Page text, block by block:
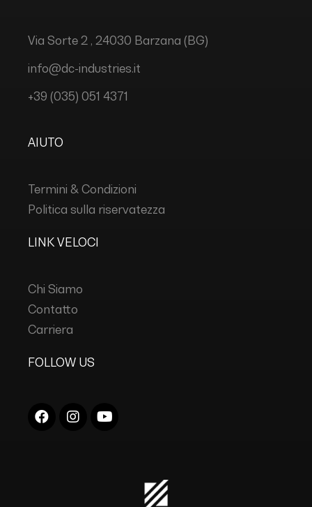
Via Sorte 2 , 24030 Barzana (BG)
info@dc-industries.it
+39 (035) 051 4371
AIUTO
Termini & Condizioni
Politica sulla riservatezza
LINK VELOCI
Chi Siamo
Contatto
Carriera
FOLLOW US